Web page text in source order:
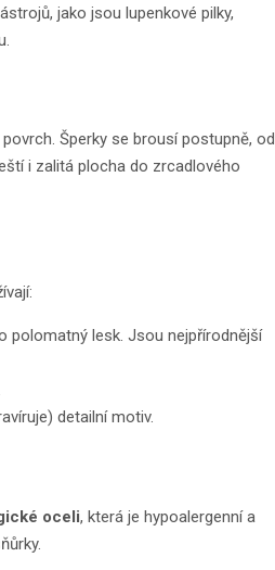
jako jsou lupenkové pilky,
Šperky se brousí postupně, od
i zalitá plocha do zrcadlového
polomatný lesk. Jsou nejpřírodnější
detailní motiv.
oceli, která je hypoalergenní a